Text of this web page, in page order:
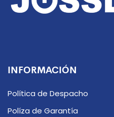
INFORMACIÓN
Política de Despacho
Políza de Garantía